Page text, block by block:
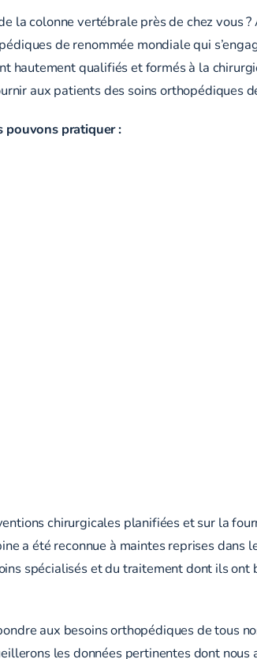
la colonne vertébrale près de chez vous
de renommée mondiale qui
hautement qualifiés et formés à la
aux patients des soins orthopédiques
pouvons pratiquer :
chirurgicales planifiées et sur la
a été reconnue à maintes reprises
spécialisés et du traitement dont ils
aux besoins orthopédiques de tous
les données pertinentes dont